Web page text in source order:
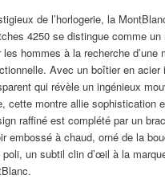
de l’horlogerie, la
4250 se distingue comme un
hommes à la recherche d’une
Avec un boîtier en acier
qui révèle un ingénieux
cette montre allie sophistication
raffiné est complété par un
embossé à chaud, orné de la
un subtil clin d’œil à la